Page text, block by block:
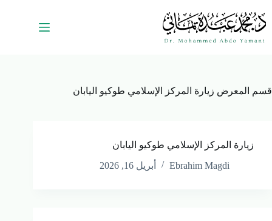
قسم المعرض زيارة المركز الإسلامي طوكيو اليابان
زيارة المركز الإسلامي طوكيو اليابان
Ebrahim Magdi
أبريل 16, 2026